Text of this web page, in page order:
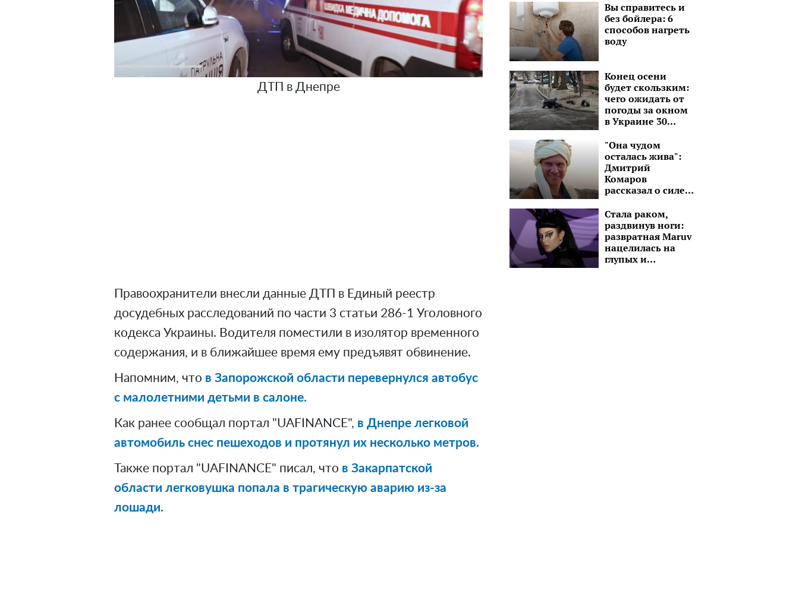
ДТП в Днепре
Правоохранители внесли данные ДТП в Единый реестр
досудебных расследований по части 3 статьи 286-1 Уголовного
кодекса Украины. Водителя поместили в изолятор временного
содержания, и в ближайшее время ему предъявят обвинение.
Напомним, что в Запорожской области перевернулся автобус
с малолетними детьми в салоне.
Как ранее сообщал портал "UAFINANCE", в Днепре легковой
автомобиль снес пешеходов и протянул их несколько метров.
Также портал "UAFINANCE" писал, что в Закарпатской
области легковушка попала в трагическую аварию из-за
лошади.
Вы справитесь и
без бойлера: 6
способов нагреть
воду
Конец осени
будет скользким:
чего ожидать от
погоды за окном
в Украине 30
"Она чудом
осталась жива":
Дмитрий
Комаров
рассказал о силе
девушки без рук и
ноги
Стала раком,
раздвинув ноги:
развратная Maruv
нацелилась на
глупых и